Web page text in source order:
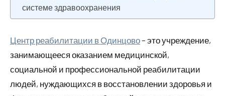
системе здравоохранения
Центр реабилитации в Одинцово– это учреждение,
занимающееся оказанием медицинской,
социальной и профессиональной реабилитации
людей, нуждающихся в восстановлении здоровья и